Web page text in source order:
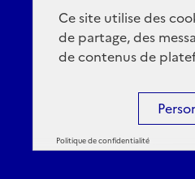
Ce site utilise des
de partage, des
de contenus de
Politique de confidentialité